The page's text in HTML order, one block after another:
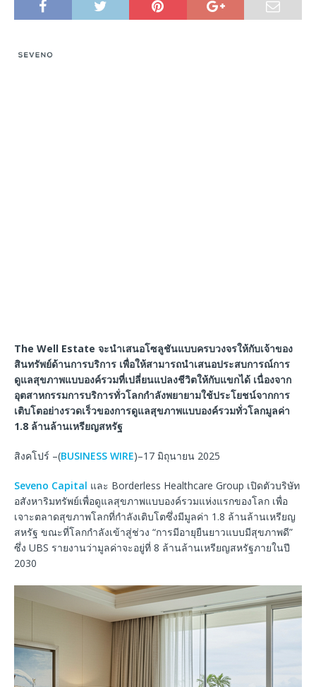
The Well Estate จะนำเสนอโซลูชันแบบครบวงจรให้กับเจ้าของ
สินทรัพย์ด้านการบริการ เพื่อให้สามารถนำเสนอประสบการณ์การ
ดูแลสุขภาพแบบองค์รวมที่เปลี่ยนแปลงชีวิตให้กับแขกได้ เนื่องจาก
อุตสาหกรรมการบริการทั่วโลกกำลังพยายามใช้ประโยชน์จากการ
เติบโตอย่างรวดเร็วของการดูแลสุขภาพแบบองค์รวมทั่วโลกมูลค่า
1.8 ล้านล้านเหรียญสหรัฐ
สิงคโปร์ –(BUSINESS WIRE)–17 มิถุนายน 2025
Seveno Capital และ Borderless Healthcare Group เปิดตัวบริษัท
อสังหาริมทรัพย์เพื่อดูแลสุขภาพแบบองค์รวมแห่งแรกของโลก เพื่อ
เจาะตลาดสุขภาพโลกที่กำลังเติบโตซึ่งมีมูลค่า 1.8 ล้านล้านเหรียญ
สหรัฐ ขณะที่โลกกำลังเข้าสู่ช่วง “การมีอายุยืนยาวแบบมีสุขภาพดี”
ซึ่ง UBS รายงานว่ามูลค่าจะอยู่ที่ 8 ล้านล้านเหรียญสหรัฐภายในปี
2030